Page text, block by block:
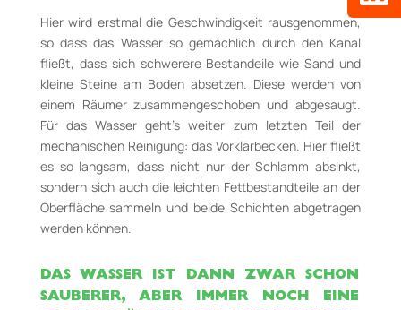
Hier wird erstmal die Geschwindigkeit rausgenommen,
so dass das Wasser so gemächlich durch den Kanal
fließt, dass sich schwerere Bestandeile wie Sand und
kleine Steine am Boden absetzen. Diese werden von
einem Räumer zusammengeschoben und abgesaugt.
Für das Wasser geht’s weiter zum letzten Teil der
mechanischen Reinigung: das Vorklärbecken. Hier fließt
es so langsam, dass nicht nur der Schlamm absinkt,
sondern sich auch die leichten Fettbestandteile an der
Oberfläche sammeln und beide Schichten abgetragen
werden können.
DAS WASSER IST DANN ZWAR SCHON
SAUBERER, ABER IMMER NOCH EINE